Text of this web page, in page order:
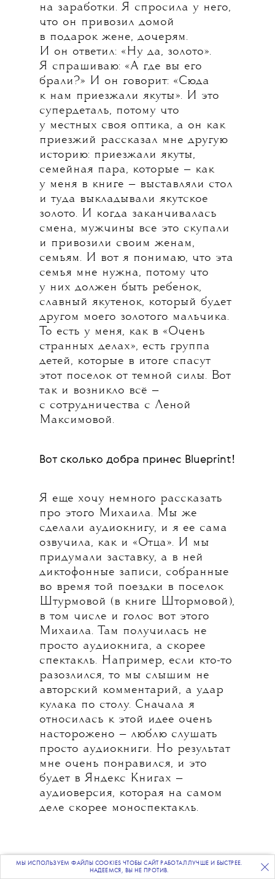
ПОДПИСЫВАЙТЕСЬНА НАШУ ВЕЧЕРНЮЮ РАССЫЛКУ
на заработки. Я спросила у него,
что он привозил домой
в подарок жене, дочерям.
И он ответил: «Ну да, золото».
Я спрашиваю: «А где вы его
брали?» И он говорит: «Сюда
к нам приезжали якуты». И это
супердеталь, потому что
у местных своя оптика, а он как
приезжий рассказал мне другую
историю: приезжали якуты,
семейная пара, которые — как
у меня в книге — выставляли стол
и туда выкладывали якутское
золото. И когда заканчивалась
смена, мужчины все это скупали
и привозили своим женам,
семьям. И вот я понимаю, что эта
семья мне нужна, потому что
у них должен быть ребенок,
славный якутенок, который будет
другом моего золотого мальчика.
То есть у меня, как в «Очень
странных делах», есть группа
детей, которые в итоге спасут
этот поселок от темной силы. Вот
так и возникло всё —
с сотрудничества с Леной
Максимовой.
Вот сколько добра принес Blueprint!
Я еще хочу немного рассказать
про этого Михаила. Мы же
сделали аудиокнигу, и я ее сама
озвучила, как и «Отца». И мы
придумали заставку, а в ней
диктофонные записи, собранные
во время той поездки в поселок
Штурмовой (в книге Штормовой),
в том числе и голос вот этого
Михаила. Там получилась не
просто аудиокнига, а скорее
спектакль. Например, если кто-то
разозлился, то мы слышим не
авторский комментарий, а удар
кулака по столу. Сначала я
относилась к этой идее очень
насторожено — люблю слушать
просто аудиокниги. Но результат
мне очень понравился, и это
будет в Яндекс Книгах —
аудиоверсия, которая на самом
деле скорее моноспектакль.
МЫ ИСПОЛЬЗУЕМ ФАЙЛЫ COOKIES ЧТОБЫ САЙТ РАБОТАЛ ЛУЧШЕ И БЫСТРЕЕ.
НАДЕЕМСЯ, ВЫ НЕ ПРОТИВ.